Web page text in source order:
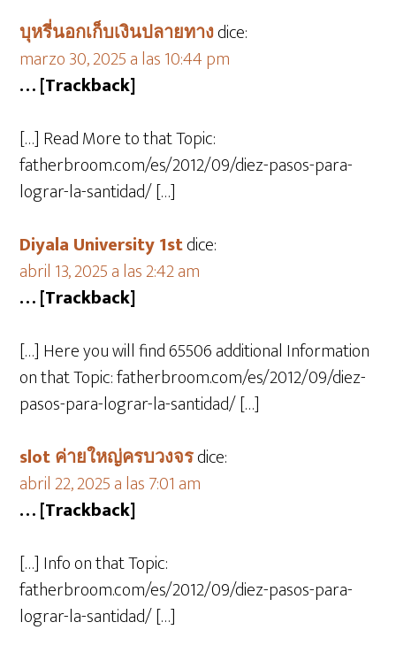
บุหรี่นอกเก็บเงินปลายทางdice:
marzo 30, 2025 a las 10:44 pm
… [Trackback]
[…] Read More to that Topic:
fatherbroom.com/es/2012/09/diez-pasos-para-
lograr-la-santidad/ […]
Diyala University 1stdice:
abril 13, 2025 a las 2:42 am
… [Trackback]
[…] Here you will find 65506 additional Information
on that Topic: fatherbroom.com/es/2012/09/diez-
pasos-para-lograr-la-santidad/ […]
slot ค่ายใหญ่ครบวงจรdice:
abril 22, 2025 a las 7:01 am
… [Trackback]
[…] Info on that Topic:
fatherbroom.com/es/2012/09/diez-pasos-para-
lograr-la-santidad/ […]